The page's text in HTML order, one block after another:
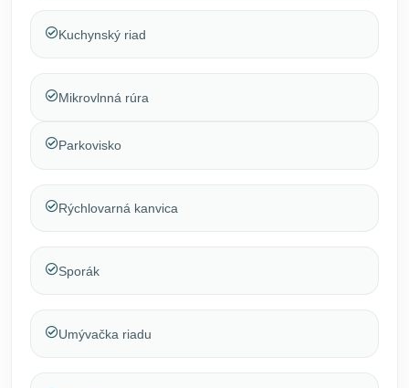
Kuchynský riad
Mikrovlnná rúra
Parkovisko
Rýchlovarná kanvica
Sporák
Umývačka riadu